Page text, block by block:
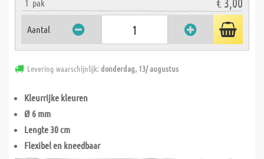
1 pak
Aantal
Levering waarschijnlijk:donderdag, 13/ augustus
Kleurrijke kleuren
Ø 6 mm
Lengte 30 cm
Flexibel en kneedbaar